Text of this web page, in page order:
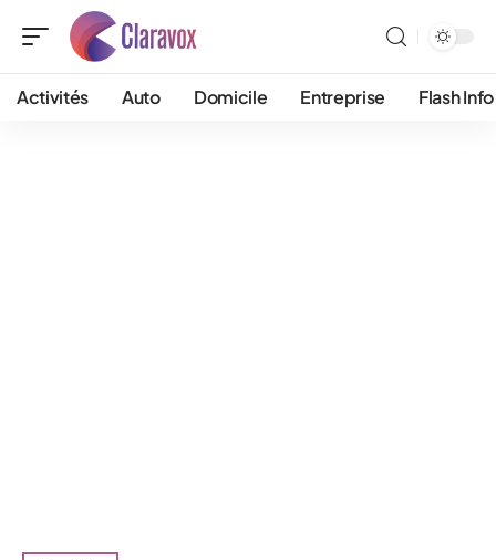
Activités Auto Domicile Entreprise Flash Info